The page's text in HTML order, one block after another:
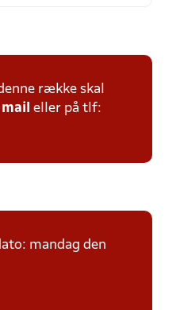
række skal
mail eller på tlf:
mandag den